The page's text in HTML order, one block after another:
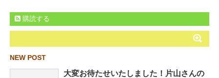
購読する
NEW POST
大変お待たせいたしました！片山さんの